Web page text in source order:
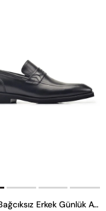
Siyah Bağcıksız Erkek Günlük Ayakkabı